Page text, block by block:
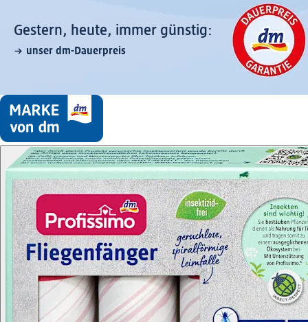
Gestern, heute, immer günstig:
unser dm-Dauerpreis